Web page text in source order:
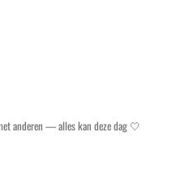
anderen — alles kan deze dag 🤍